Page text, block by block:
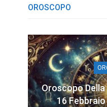
OROSCOPO
Oroscopo Della
16